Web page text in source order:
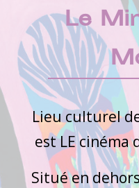
Le
Lieu culturel
est LE
Situé en